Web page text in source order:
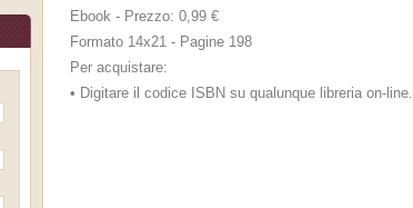
Ebook - Prezzo: 0,99 €
Formato 14x21 - Pagine 198
Per acquistare:
• Digitare il codice ISBN su qualunque libreria on-line.